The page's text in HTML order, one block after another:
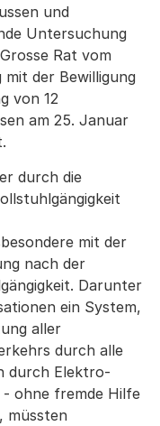
und
Untersuchung
Rat vom
mit der Bewilligung
von 12
am 25. Januar
durch die
mit der
nach der
Darunter
ein System,
aller
durch alle
durch Elektro-
ohne fremde Hilfe
müssten